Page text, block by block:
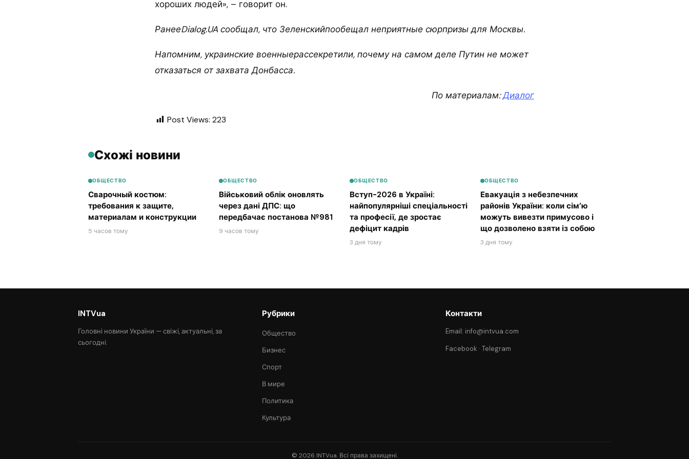
хороших людей», – говорит он.
РанееDialog.UA сообщал, что Зеленскийпообещал неприятные сюрпризы для Москвы.
Напомним, украинские военныерассекретили, почему на самом деле Путин не может
отказаться от захвата Донбасса.
По материалам:Диалог
Post Views: 223
Схожі новини
ОБЩЕСТВО
Сварочный костюм:
требования к защите,
материалам и конструкции
5 часов тому
ОБЩЕСТВО
Військовий облік оновлять
через дані ДПС: що
передбачає постанова №981
9 часов тому
ОБЩЕСТВО
Вступ-2026 в Україні:
найпопулярніші спеціальності
та професії, де зростає
дефіцит кадрів
3 дня тому
ОБЩЕСТВО
Евакуація з небезпечних
районів України: коли сім’ю
можуть вивезти примусово і
що дозволено взяти із собою
3 дня тому
INTVua
Головні новини України — свіжі, актуальні, за
сьогодні.
Рубрики
Общество
Бизнес
Спорт
В мире
Политика
Культура
Контакти
Email: info@intvua.com
Facebook ·Telegram
© 2026 INTVua. Всі права захищені.